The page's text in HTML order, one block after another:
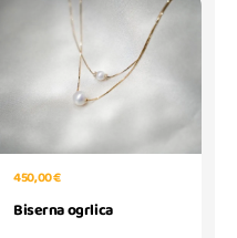
450,00 €
Biserna ogrlica